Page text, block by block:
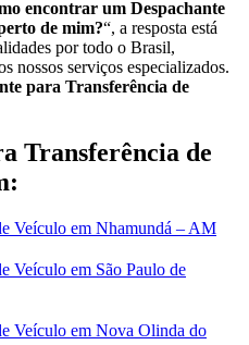
encontrar um Despachante
de mim?“, a resposta está
por todo o Brasil,
nossos serviços especializados.
para Transferência de
Transferência de
Veículo em Nhamundá – AM
Veículo em São Paulo de
Veículo em Nova Olinda do